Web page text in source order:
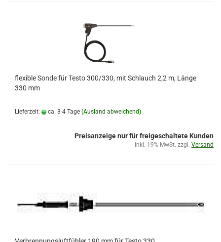
flexible Sonde für Testo 300/330, mit Schlauch 2,2 m, Länge
330 mm
Lieferzeit: ca. 3-4 Tage (Ausland abweichend)
Preisanzeige nur für freigeschaltete Kunden
inkl. 19% MwSt. zzgl. Versand